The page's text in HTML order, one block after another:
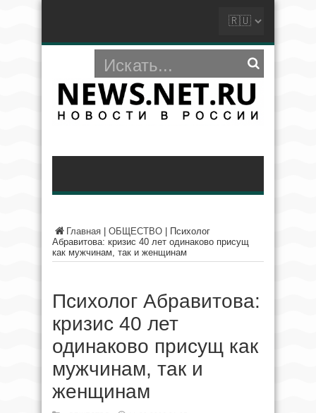
Главная ОБЩЕСТВО
Психолог
Абравитова: кризис 40 лет одинаково присущ
как мужчинам, так и женщинам
Психолог Абравитова:
кризис 40 лет
одинаково присущ как
мужчинам, так и
женщинам